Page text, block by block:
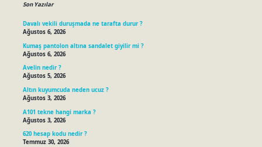
Son Yazılar
Davalı vekili duruşmada ne tarafta durur ?
Ağustos 6, 2026
Kumaş pantolon altına sandalet giyilir mi ?
Ağustos 6, 2026
Avelin nedir ?
Ağustos 5, 2026
Altın kuyumcuda neden ucuz ?
Ağustos 3, 2026
A101 tekne hangi marka ?
Ağustos 3, 2026
620 hesap kodu nedir ?
Temmuz 30, 2026